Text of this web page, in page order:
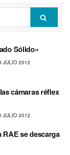
Sólido»
JULIO 2012
cámaras réflex
JULIO 2012
se descarga